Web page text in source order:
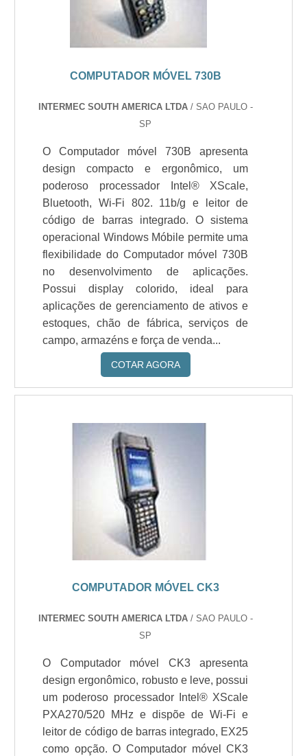
COMPUTADOR MÓVEL 730B
INTERMEC SOUTH AMERICA LTDA / SAO PAULO -
SP
O Computador móvel 730B apresenta
design compacto e ergonômico, um
poderoso processador Intel® XScale,
Bluetooth, Wi-Fi 802. 11b/g e leitor de
código de barras integrado. O sistema
operacional Windows Móbile permite uma
flexibilidade do Computador móvel 730B
no desenvolvimento de aplicações.
Possui display colorido, ideal para
aplicações de gerenciamento de ativos e
estoques, chão de fábrica, serviços de
campo, armazéns e força de venda...
COTAR AGORA
COMPUTADOR MÓVEL CK3
INTERMEC SOUTH AMERICA LTDA / SAO PAULO -
SP
O Computador móvel CK3 apresenta
design ergonômico, robusto e leve, possui
um poderoso processador Intel® XScale
PXA270/520 MHz e dispõe de Wi-Fi e
leitor de código de barras integrado, EX25
como opção. O Computador móvel CK3